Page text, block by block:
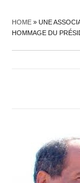
HOME » UNE
HOMMAGE DU